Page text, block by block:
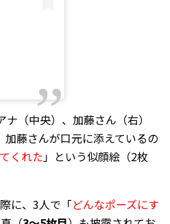
（中央）、加藤さん（右）
加藤さんが口元に添えているの
くれた」という似顔絵（2枚
に、3人で「どんなポーズにす